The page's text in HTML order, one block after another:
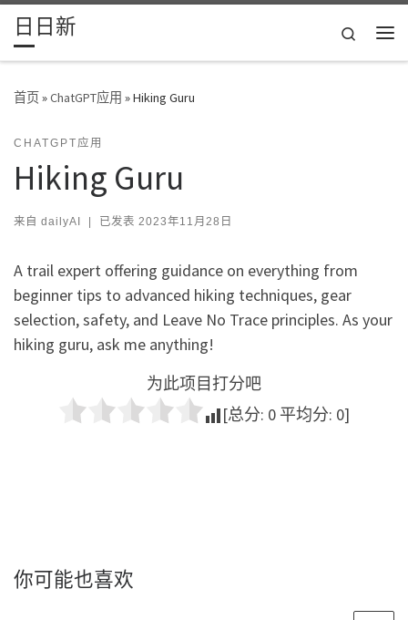
Skip to content
日日新
Search
首页»ChatGPT应用 »Hiking Guru
CHATGPT应用
Hiking Guru
来自 dailyAI | 已发表 2023年11月28日
A trail expert offering guidance on everything from
beginner tips to advanced hiking techniques, gear
selection, safety, and Leave No Trace principles. As your
hiking guru, ask me anything!
为此项目打分吧
[总分: 0 平均分: 0]
你可能也喜欢